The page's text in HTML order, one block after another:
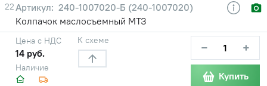
22
240-1007020-Б (240-1007020)
Колпачок маслосъемный МТЗ
Наличие
Цена с НДС
14 руб.
К схеме − +
Купить